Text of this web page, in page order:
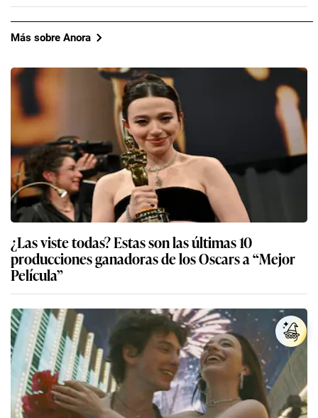
Más sobre Anora
¿Las viste todas? Estas son las últimas 10
producciones ganadoras de los Oscars a “Mejor
Película”